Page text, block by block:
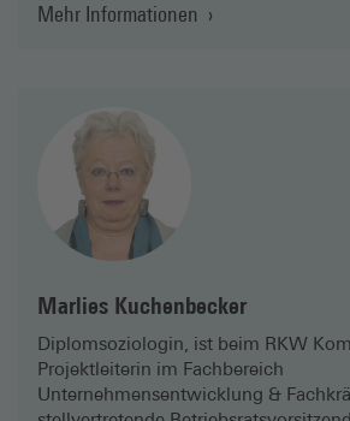
Mehr Informationen
Marlies Kuchenbecker
Diplomsoziologin, ist beim RKW
Projektleiterin im Fachbereich
Unternehmensentwicklung &